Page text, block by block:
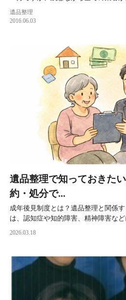
遺品整理
2016.06.03
遺品整理で知っておきた
約・処分で...
成年後見制度とは？遺品整理と関係
は、認知症や知的障害、精神障害など
2026.03.18